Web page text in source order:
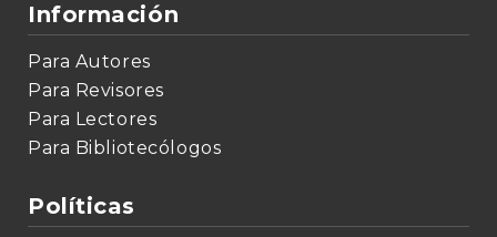
Información
Para Autores
Para Revisores
Para Lectores
Para Bibliotecólogos
Políticas